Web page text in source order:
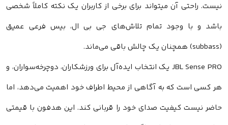
نیست. راحتی آن میتواند برای برخی از کاربران یک نکته کاملاً شخصی
باشد و با وجود تمام تلاش‌های جی بی ال، بیس فرعی عمیق
(subbass) همچنان یک چالش باقی می‌ماند.
JBL Sense PRO یک انتخاب ایده‌آل برای ورزشکاران، دوچرخه‌سواران، و
هر کسی است که به آگاهی از محیط اطراف خود اهمیت می‌دهد، اما
حاضر نیست کیفیت صدای خود را قربانی کند. این هدفون با قیمتی